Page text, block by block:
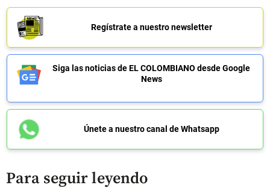
Regístrate a nuestro newsletter
Siga las noticias de EL COLOMBIANO desde Google
News
Únete a nuestro canal de Whatsapp
Para seguir leyendo